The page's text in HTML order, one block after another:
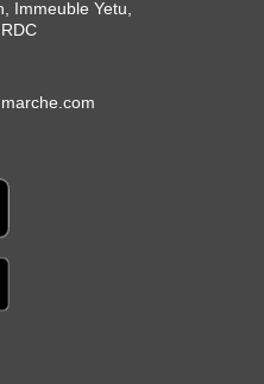
Immeuble Yetu,